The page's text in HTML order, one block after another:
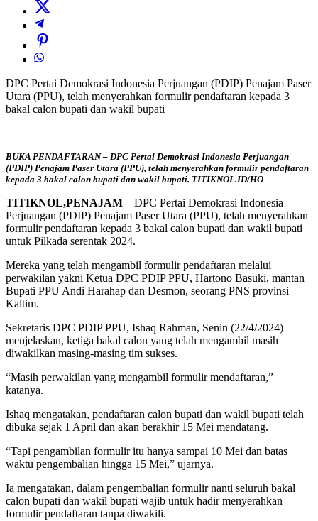
DPC Pertai Demokrasi Indonesia Perjuangan (PDIP) Penajam Paser
Utara (PPU), telah menyerahkan formulir pendaftaran kepada 3
bakal calon bupati dan wakil bupati
BUKA PENDAFTARAN – DPC Pertai Demokrasi Indonesia Perjuangan
(PDIP) Penajam Paser Utara (PPU), telah menyerahkan formulir pendaftaran
kepada 3 bakal calon bupati dan wakil bupati. TITIKNOL.ID/HO
TITIKNOL,PENAJAM – DPC Pertai Demokrasi Indonesia
Perjuangan (PDIP) Penajam Paser Utara (PPU), telah menyerahkan
formulir pendaftaran kepada 3 bakal calon bupati dan wakil bupati
untuk Pilkada serentak 2024.
Mereka yang telah mengambil formulir pendaftaran melalui
perwakilan yakni Ketua DPC PDIP PPU, Hartono Basuki, mantan
Bupati PPU Andi Harahap dan Desmon, seorang PNS provinsi
Kaltim.
Sekretaris DPC PDIP PPU, Ishaq Rahman, Senin (22/4/2024)
menjelaskan, ketiga bakal calon yang telah mengambil masih
diwakilkan masing-masing tim sukses.
“Masih perwakilan yang mengambil formulir mendaftaran,”
katanya.
Ishaq mengatakan, pendaftaran calon bupati dan wakil bupati telah
dibuka sejak 1 April dan akan berakhir 15 Mei mendatang.
“Tapi pengambilan formulir itu hanya sampai 10 Mei dan batas
waktu pengembalian hingga 15 Mei,” ujarnya.
Ia mengatakan, dalam pengembalian formulir nanti seluruh bakal
calon bupati dan wakil bupati wajib untuk hadir menyerahkan
formulir pendaftaran tanpa diwakili.